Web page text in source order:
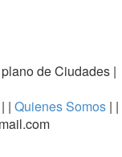
de Ciudades|
| | Quienes Somos | |